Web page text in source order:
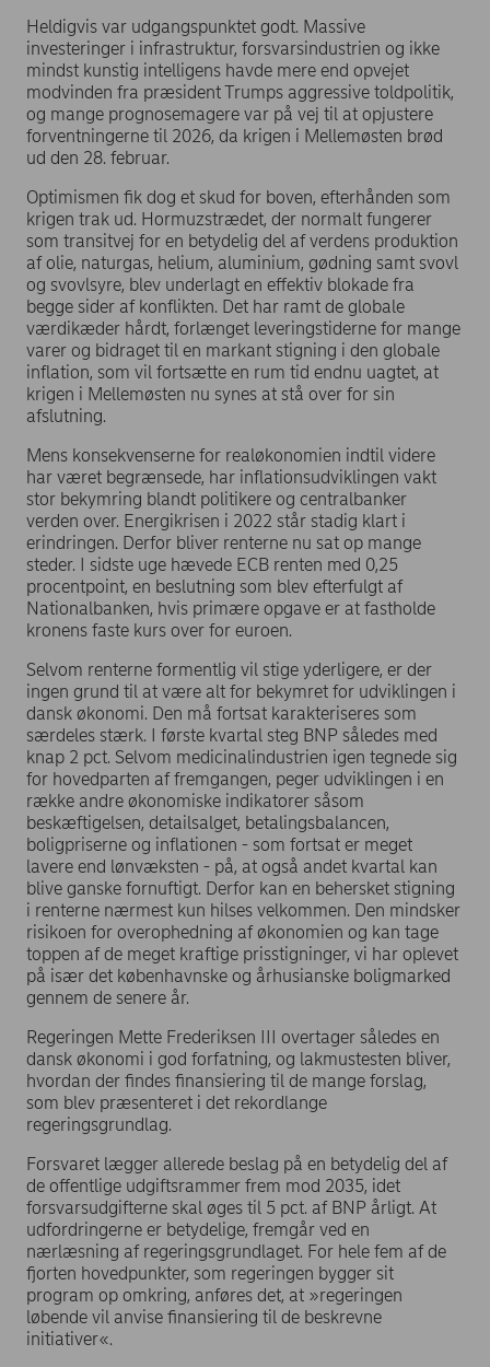
Heldigvis var udgangspunktet godt. Massive
investeringer i infrastruktur, forsvarsindustrien og ikke
mindst kunstig intelligens havde mere end opvejet
modvinden fra præsident Trumps aggressive toldpolitik,
og mange prognosemagere var på vej til at opjustere
forventningerne til 2026, da krigen i Mellemøsten brød
ud den 28. februar.
Optimismen fik dog et skud for boven, efterhånden som
krigen trak ud. Hormuzstrædet, der normalt fungerer
som transitvej for en betydelig del af verdens produktion
af olie, naturgas, helium, aluminium, gødning samt svovl
og svovlsyre, blev underlagt en effektiv blokade fra
begge sider af konflikten. Det har ramt de globale
værdikæder hårdt, forlænget leveringstiderne for mange
varer og bidraget til en markant stigning i den globale
inflation, som vil fortsætte en rum tid endnu uagtet, at
krigen i Mellemøsten nu synes at stå over for sin
afslutning.
Mens konsekvenserne for realøkonomien indtil videre
har været begrænsede, har inflationsudviklingen vakt
stor bekymring blandt politikere og centralbanker
verden over. Energikrisen i 2022 står stadig klart i
erindringen. Derfor bliver renterne nu sat op mange
steder. I sidste uge hævede ECB renten med 0,25
procentpoint, en beslutning som blev efterfulgt af
Nationalbanken, hvis primære opgave er at fastholde
kronens faste kurs over for euroen.
Selvom renterne formentlig vil stige yderligere, er der
ingen grund til at være alt for bekymret for udviklingen i
dansk økonomi. Den må fortsat karakteriseres som
særdeles stærk. I første kvartal steg BNP således med
knap 2 pct. Selvom medicinalindustrien igen tegnede sig
for hovedparten af fremgangen, peger udviklingen i en
række andre økonomiske indikatorer såsom
beskæftigelsen, detailsalget, betalingsbalancen,
boligpriserne og inflationen - som fortsat er meget
lavere end lønvæksten - på, at også andet kvartal kan
blive ganske fornuftigt. Derfor kan en behersket stigning
i renterne nærmest kun hilses velkommen. Den mindsker
risikoen for overophedning af økonomien og kan tage
toppen af de meget kraftige prisstigninger, vi har oplevet
på især det københavnske og århusianske boligmarked
gennem de senere år.
Regeringen Mette Frederiksen III overtager således en
dansk økonomi i god forfatning, og lakmustesten bliver,
hvordan der findes finansiering til de mange forslag,
som blev præsenteret i det rekordlange
regeringsgrundlag.
Forsvaret lægger allerede beslag på en betydelig del af
de offentlige udgiftsrammer frem mod 2035, idet
forsvarsudgifterne skal øges til 5 pct. af BNP årligt. At
udfordringerne er betydelige, fremgår ved en
nærlæsning af regeringsgrundlaget. For hele fem af de
fjorten hovedpunkter, som regeringen bygger sit
program op omkring, anføres det, at »regeringen
løbende vil anvise finansiering til de beskrevne
initiativer«.